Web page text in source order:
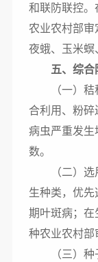
和联防联控。
农业农村部
夜蛾、玉米螟
五、综合
（一）秸秆
合利用、粉碎
病虫严重发
数。
（二）选用
生种类，优
期叶斑病；
种农业农村部
（三）种子